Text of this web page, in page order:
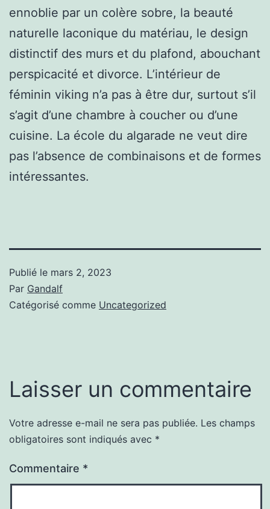
ennoblie par un colère sobre, la beauté
naturelle laconique du matériau, le design
distinctif des murs et du plafond, abouchant
perspicacité et divorce. L’intérieur de
féminin viking n’a pas à être dur, surtout s’il
s’agit d’une chambre à coucher ou d’une
cuisine. La école du algarade ne veut dire
pas l’absence de combinaisons et de formes
intéressantes.
Publié le mars 2, 2023
Par Gandalf
Catégorisé comme Uncategorized
Laisser un commentaire
Votre adresse e-mail ne sera pas publiée. Les champs
obligatoires sont indiqués avec *
Commentaire *